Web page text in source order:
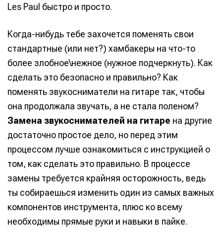
Les Paul быстро и просто.
Когда-нибудь тебе захочется поменять свои
стандартные (или нет?) хамбакеры на что-то
более злобное\нежное (нужное подчеркнуть). Как
сделать это безопасно и правильно? Как
поменять звукосниматели на гитаре так, чтобы
она продолжала звучать, а не стала поленом?
Замена звукоснимателей на гитаре на другие
достаточно простое дело, но перед этим
процессом лучше ознакомиться с инструкцией о
том, как сделать это правильно. В процессе
замены требуется крайняя осторожность, ведь
ты собираешься изменить один из самых важных
компонентов инструмента, плюс ко всему
необходимы прямые руки и навыки в пайке.